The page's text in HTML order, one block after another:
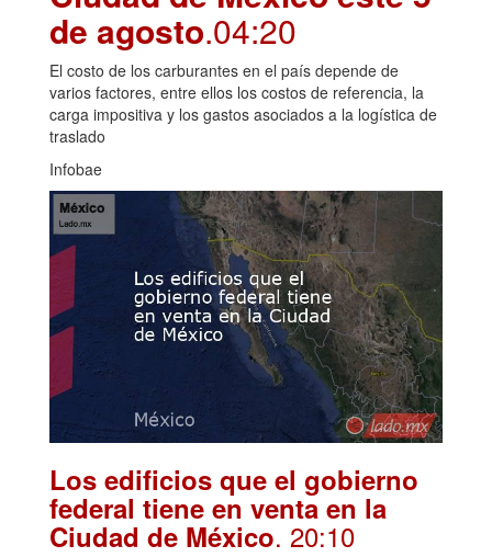
de agosto.04:20
El costo de los carburantes en el país depende de
varios factores, entre ellos los costos de referencia, la
carga impositiva y los gastos asociados a la logística de
traslado
Infobae
Los edificios que el gobierno
federal tiene en venta en la
Ciudad de México. 20:10